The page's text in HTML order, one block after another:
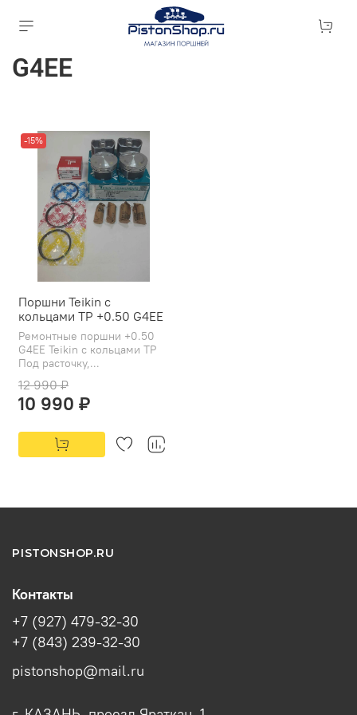
G4EE
-15%
Поршни Teikin с
кольцами TP +0.50 G4EE
Ремонтные поршни +0.50
G4EE Teikin с кольцами TP
Под расточку,...
12 990 ₽
10 990 ₽
PISTONSHOP.RU
Контакты
+7 (927) 479-32-30
+7 (843) 239-32-30
pistonshop@mail.ru